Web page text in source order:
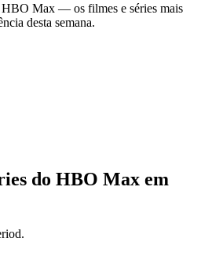
HBO Max — os filmes e séries mais
desta semana.
do HBO Max em